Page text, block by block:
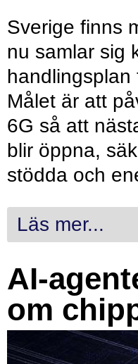
Sverige finns
nu samlar sig
Målet är att
6G så att
blir öppna,
stödda och
Läs mer...
AI-
om